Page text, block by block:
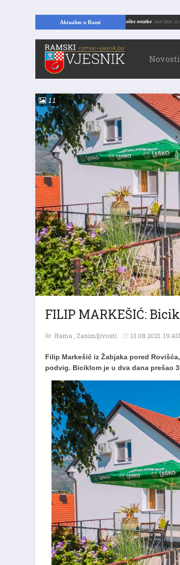
Aktualno u Rami
VELIKO OTKRIĆE U RAMI: Kopajući temelje kuće, pronašao vrijedne
Novosti
11
FILIP MARKEŠIĆ:
Rama , Zanimljivosti 13.08.2021.
Filip Markešić iz Žabjaka pored
podvig. Biciklom je u dva dana prešao